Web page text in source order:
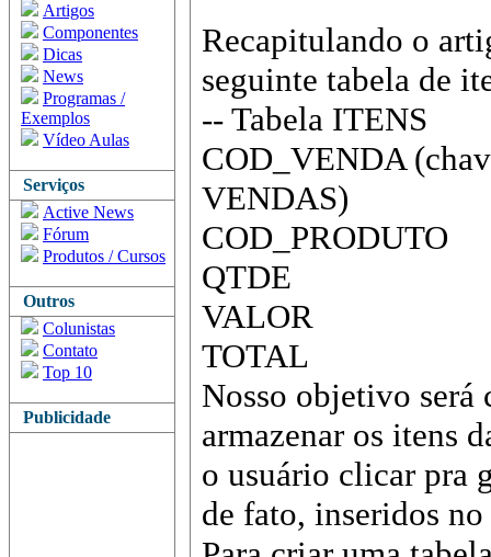
Artigos
Componentes
Dicas
News
Programas /
Exemplos
Vídeo Aulas
Serviços
Active News
Fórum
Produtos / Cursos
Outros
Colunistas
Contato
Top 10
Publicidade
Recapitulando o
seguinte tabela de
-- Tabela ITENS
COD_VENDA
VENDAS)
COD_PRODUTO
QTDE
VALOR
TOTAL
Nosso objetivo será
armazenar os itens
o usuário clicar pra
de fato, inseridos